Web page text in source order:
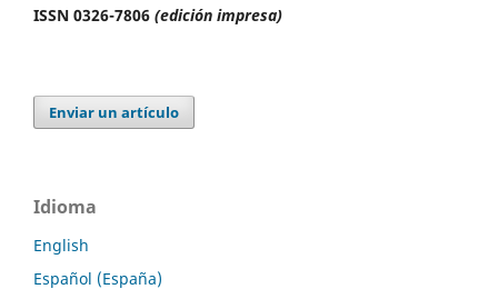
ISSN 0326-7806 (edición impresa)
Enviar un artículo
Idioma
English
Español (España)